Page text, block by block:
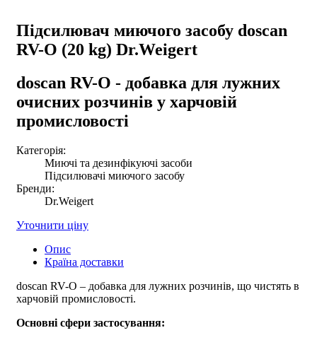
Підсилювач миючого засобу doscan
RV-O (20 kg) Dr.Weigert
doscan RV-O - добавка для лужних
очисних розчинів у харчовій
промисловості
Категорія:
Миючі та дезинфікуючі засоби
Підсилювачі миючого засобу
Бренди:
Dr.Weigert
Уточнити ціну
Опис
Країна доставки
doscan RV-O – добавка для лужних розчинів, що чистять в
харчовій промисловості.
Основні сфери застосування: